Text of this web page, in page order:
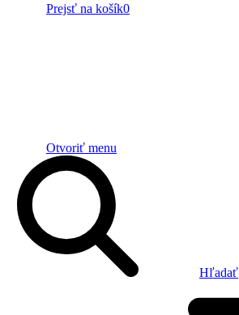
Prejsť na košík0
Otvoriť menu
Hľadať